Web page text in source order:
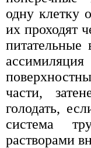
одну клетку
их проходят
питательные
части,
голодать,
система
растворами